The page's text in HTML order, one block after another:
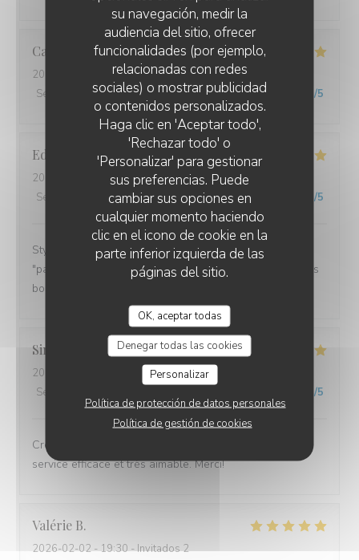
su navegación, medir la
audiencia del sitio, ofrecer
funcionalidades (por ejemplo,
relacionadas con redes
sociales) o mostrar publicidad
o contenidos personalizados.
Haga clic en 'Aceptar todo',
'Rechazar todo' o
'Personalizar' para gestionar
sus preferencias. Puede
cambiar sus opciones en
cualquier momento haciendo
clic en el icono de cookie en la
parte inferior izquierda de las
páginas del sitio.
OK, aceptar todas
Denegar todas las cookies
Personalizar
Política de protección de datos personales
Política de gestión de cookies
Catherine B
2026-02-11
- 12:15 - Invitados 2
Servicio
/5 Ambiente :5 /5 Menú: 5/5 Calidad / Precio /5
Edwige
2026-02-07
- 19:00 - Invitados 2
Servicio
Ambiente: 5/5 Menú: 5/5 Calidad / Precio /5
Style breton sympa. Service rapide, les cuistots
"pakistanais" font de très bonnes galettes lol. C'était très
bon. Je recommande.
Simone
2026-02-07
- 19:00 - Invitados 2
Servicio
/5
Crêpes succulentes et bien garnies, comme toujours;
service efficace et très aimable. Merci!
Valérie B
2026-02-02- 19:30 - Invitados 2